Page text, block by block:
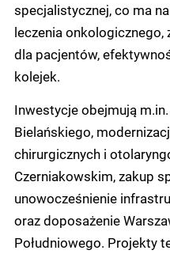
specjalistycznej, co ma
leczenia
dla pacjentów,
kolejek.
Inwestycje obejmują
Bielańskiego,
chirurgicznych i
Czerniakowskim, zakup
unowocześnienie
oraz doposażenie
Południowego. Projekty